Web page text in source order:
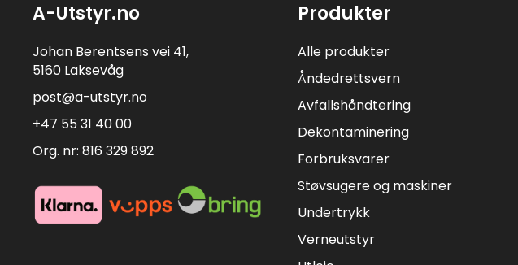
A-Utstyr.no
Johan Berentsens vei 41,
5160 Laksevåg
post@a-utstyr.no
+47 55 31 40 00
Org. nr: 816 329 892
Produkter
Alle produkter
Åndedrettsvern
Avfallshåndtering
Dekontaminering
Forbruksvarer
Støvsugere og maskiner
Undertrykk
Verneutstyr